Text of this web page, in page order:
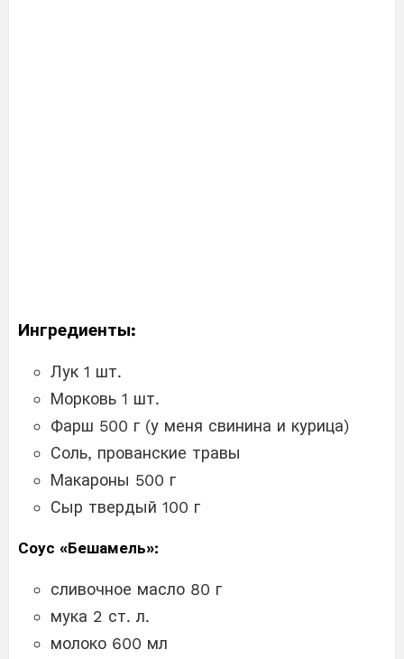
Ингредиенты:
Лук 1 шт.
Морковь 1 шт.
Фарш 500 г (у меня свинина и курица)
Соль, прованские травы
Макароны 500 г
Сыр твердый 100 г
Соус «Бешамель»:
сливочное масло 80 г
мука 2 ст. л.
молоко 600 мл